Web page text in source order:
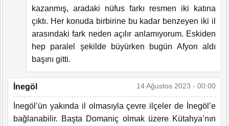
kazanmış, aradaki nüfus farkı resmen iki katına
çıktı. Her konuda birbirine bu kadar benzeyen iki il
arasındaki fark neden açılır anlamıyorum. Eskiden
hep paralel şekilde büyürken bugün Afyon aldı
başını gitti.
İnegöl 14 Ağustos 2023 - 00:00
İnegöl’ün yakında il olmasıyla çevre ilçeler de İnegöl’e
bağlanabilir. Başta Domaniç olmak üzere Kütahya’nın